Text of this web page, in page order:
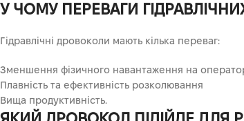
У ЧОМУ ПЕРЕВАГИ
Гідравлічні дровоколи мають кілька переваг:
Зменшення фізичного навантаження на
Плавність та ефективність розколювання
Вища продуктивність.